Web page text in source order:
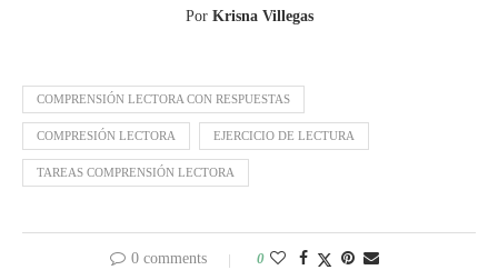
PorKrisna Villegas
COMPRENSIÓN LECTORA CON RESPUESTAS
COMPRESIÓN LECTORA EJERCICIO DE LECTURA
TAREAS COMPRENSIÓN LECTORA
0 comments 0